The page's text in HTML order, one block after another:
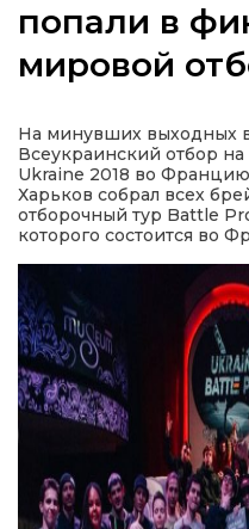
політика
попали в
мировой
На минувших выходных в
Всеукраинский отбор
Ukraine 2018 во
Харьков собрал всех
отборочный тур Battle
которого состоится во